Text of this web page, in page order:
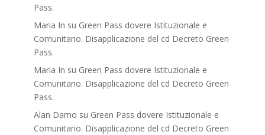
Pass.
Maria In su Green Pass dovere Istituzionale e
Comunitario. Disapplicazione del cd Decreto Green
Pass.
Maria In su Green Pass dovere Istituzionale e
Comunitario. Disapplicazione del cd Decreto Green
Pass.
Alan Damo su Green Pass dovere Istituzionale e
Comunitario. Disapplicazione del cd Decreto Green